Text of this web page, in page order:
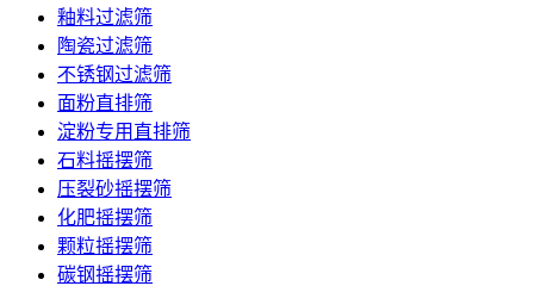
釉料过滤筛
陶瓷过滤筛
不锈钢过滤筛
面粉直排筛
淀粉专用直排筛
石料摇摆筛
压裂砂摇摆筛
化肥摇摆筛
颗粒摇摆筛
碳钢摇摆筛